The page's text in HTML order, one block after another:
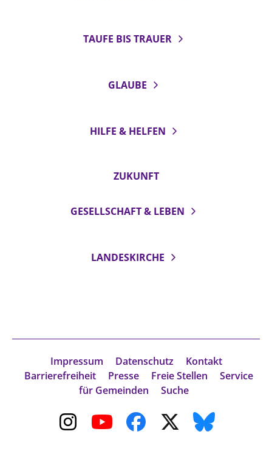
TAUFE BIS TRAUER
GLAUBE
HILFE & HELFEN
ZUKUNFT
GESELLSCHAFT & LEBEN
LANDESKIRCHE
Impressum Datenschutz
Kontakt
Barrierefreiheit
Presse Freie Stellen
Service
für Gemeinden
Suche